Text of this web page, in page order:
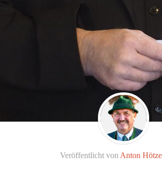
Veröffentlicht von Anton